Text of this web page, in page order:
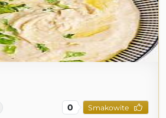
0 Smakowite